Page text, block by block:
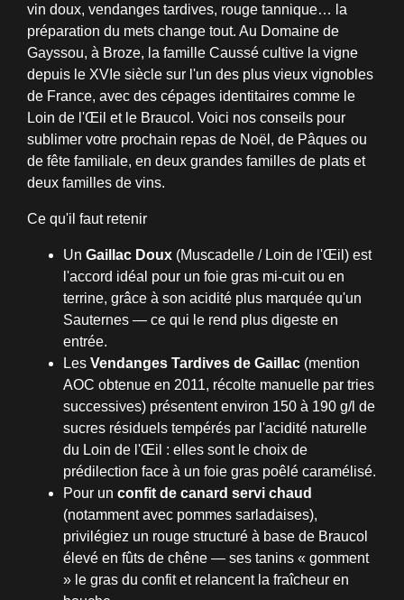
vin doux, vendanges tardives, rouge tannique… la
préparation du mets change tout. Au Domaine de
Gayssou, à Broze, la famille Caussé cultive la vigne
depuis le XVIe siècle sur l'un des plus vieux vignobles
de France, avec des cépages identitaires comme le
Loin de l'Œil et le Braucol. Voici nos conseils pour
sublimer votre prochain repas de Noël, de Pâques ou
de fête familiale, en deux grandes familles de plats et
deux familles de vins.
Ce qu'il faut retenir
Un Gaillac Doux(Muscadelle / Loin de l'Œil) est
l'accord idéal pour un foie gras mi-cuit ou en
terrine, grâce à son acidité plus marquée qu'un
Sauternes — ce qui le rend plus digeste en
entrée.
Les Vendanges Tardives de Gaillac(mention
AOC obtenue en 2011, récolte manuelle par tries
successives) présentent environ 150 à 190 g/l de
sucres résiduels tempérés par l'acidité naturelle
du Loin de l'Œil : elles sont le choix de
prédilection face à un foie gras poêlé caramélisé.
Pour un confit de canard servi chaud
(notamment avec pommes sarladaises),
privilégiez un rouge structuré à base de Braucol
élevé en fûts de chêne — ses tanins « gomment
» le gras du confit et relancent la fraîcheur en